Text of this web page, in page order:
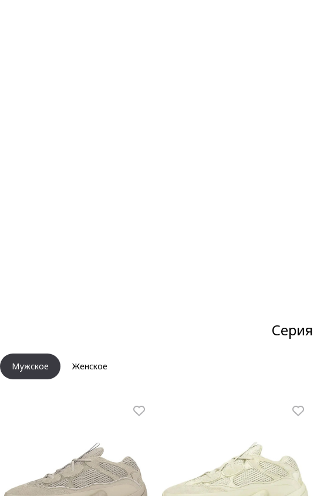
Серия
Мужское Женское